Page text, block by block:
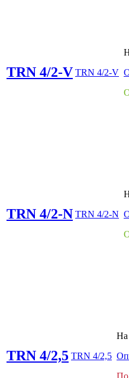
TRN 4/2-V TRN 4/2-V
TRN 4/2-N TRN 4/2-N
TRN 4/2,5 TRN 4/2,5
На